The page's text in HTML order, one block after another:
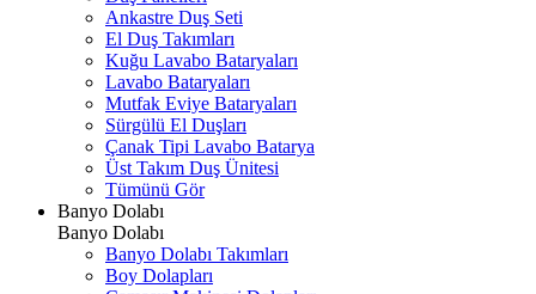
Ankastre Duş Seti
El Duş Takımları
Kuğu Lavabo Bataryaları
Lavabo Bataryaları
Mutfak Eviye Bataryaları
Sürgülü El Duşları
Çanak Tipi Lavabo Batarya
Üst Takım Duş Ünitesi
Tümünü Gör
Banyo Dolabı
Banyo Dolabı
Banyo Dolabı Takımları
Boy Dolapları